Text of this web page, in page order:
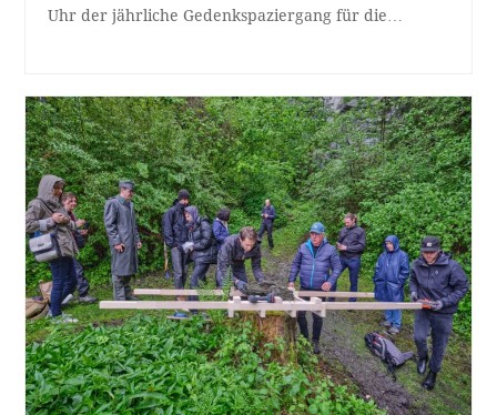
Uhr der jährliche Gedenkspaziergang für die…